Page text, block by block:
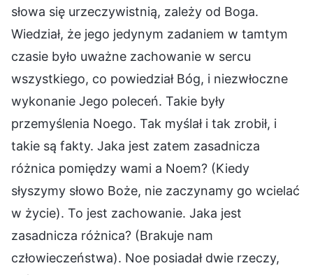
słowa się urzeczywistnią, zależy od Boga.
Wiedział, że jego jedynym zadaniem w tamtym
czasie było uważne zachowanie w sercu
wszystkiego, co powiedział Bóg, i niezwłoczne
wykonanie Jego poleceń. Takie były
przemyślenia Noego. Tak myślał i tak zrobił, i
takie są fakty. Jaka jest zatem zasadnicza
różnica pomiędzy wami a Noem? (Kiedy
słyszymy słowo Boże, nie zaczynamy go wcielać
w życie). To jest zachowanie. Jaka jest
zasadnicza różnica? (Brakuje nam
człowieczeństwa). Noe posiadał dwie rzeczy,